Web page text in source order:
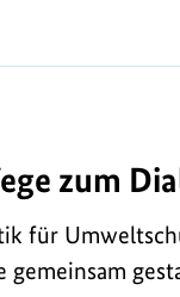
zum
für
gemeinsam